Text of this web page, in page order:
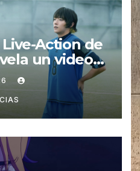
Action de
un video
tema musical
Ado